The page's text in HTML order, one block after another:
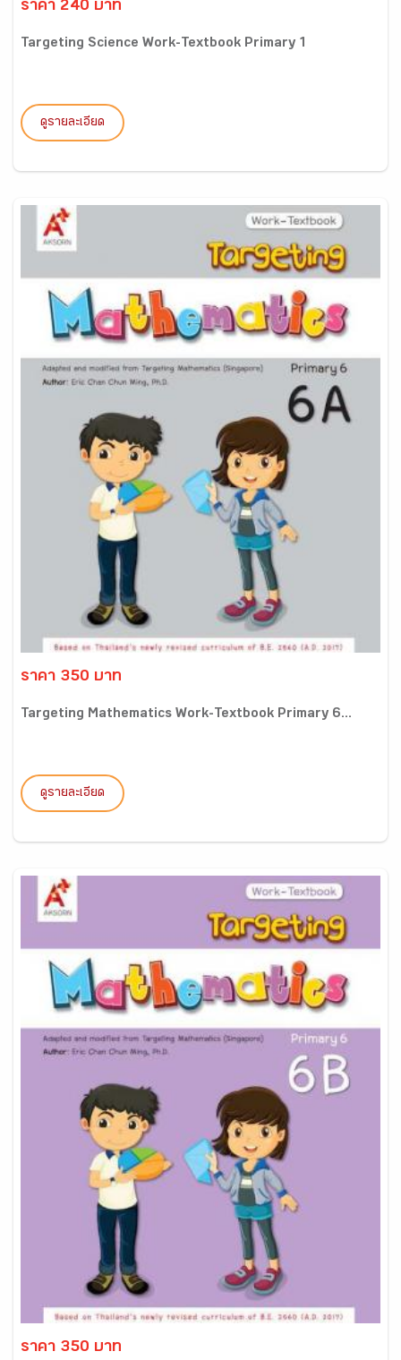
ราคา 240 บาท
Targeting Science Work-Textbook Primary 1
ดูรายละเอียด
ราคา 350 บาท
Targeting Mathematics Work-Textbook Primary 6...
ดูรายละเอียด
ราคา 350 บาท